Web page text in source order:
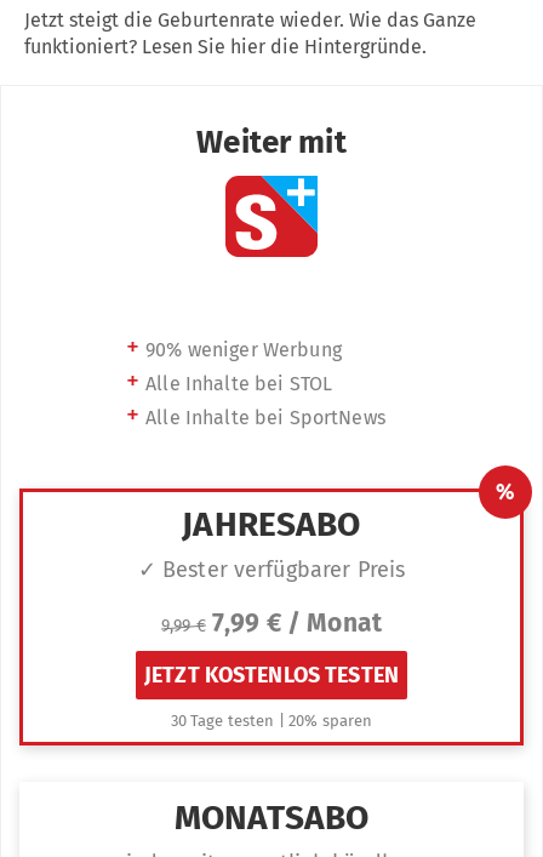
Jetzt steigt die Geburtenrate wieder. Wie das Ganze
funktioniert? Lesen Sie hier die Hintergründe.